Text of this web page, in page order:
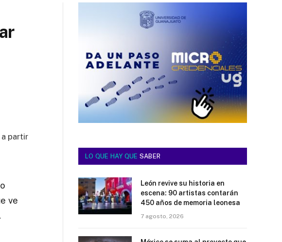
a partir
ve
LO QUE HAY QUE SABER
León revive su historia en
escena: 90 artistas contarán
450 años de memoria leonesa
7 agosto, 2026